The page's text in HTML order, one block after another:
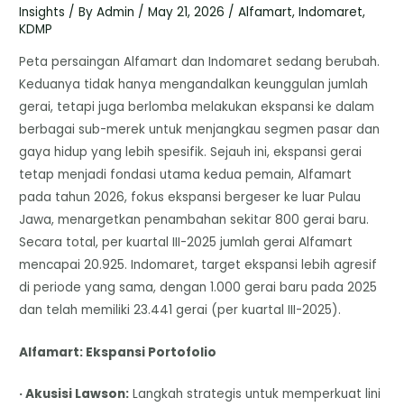
Insights / ByAdmin /May 21, 2026 /Alfamart,Indomaret,
KDMP
Peta persaingan Alfamart dan Indomaret sedang berubah.
Keduanya tidak hanya mengandalkan keunggulan jumlah
gerai, tetapi juga berlomba melakukan ekspansi ke dalam
berbagai sub-merek untuk menjangkau segmen pasar dan
gaya hidup yang lebih spesifik. Sejauh ini, ekspansi gerai
tetap menjadi fondasi utama kedua pemain, Alfamart
pada tahun 2026, fokus ekspansi bergeser ke luar Pulau
Jawa, menargetkan penambahan sekitar 800 gerai baru.
Secara total, per kuartal III-2025 jumlah gerai Alfamart
mencapai 20.925. Indomaret, target ekspansi lebih agresif
di periode yang sama, dengan 1.000 gerai baru pada 2025
dan telah memiliki 23.441 gerai (per kuartal III-2025).
Alfamart: Ekspansi Portofolio
· Akusisi Lawson: Langkah strategis untuk memperkuat lini